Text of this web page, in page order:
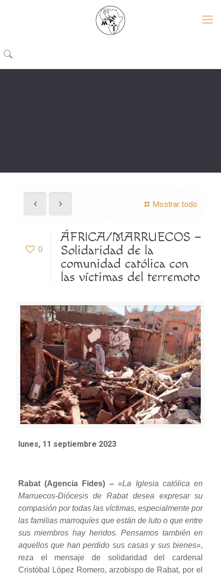
Mostrar todo
0
ÁFRICA/MARRUECOS –
Solidaridad de la
comunidad católica con
las víctimas del terremoto
lunes, 11 septiembre 2023
Rabat (Agencia Fides) – «La Iglesia católica en
Marruecos-Diócesis de Rabat desea expresar su
compasión por todas las víctimas, especialmente por
las familias marroquíes que están de luto o que entre
sus miembros hay heridos. Pensamos también en
aquellos que han perdido sus casas y sus bienes»,
reza el mensaje de solidaridad del cardenal
Cristóbal López Romero, arzobispo de Rabat, por el